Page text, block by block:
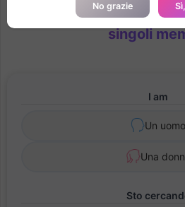
bahebik.com e chatta
singoli
I am
Un uomo
Una
Sto
No grazie